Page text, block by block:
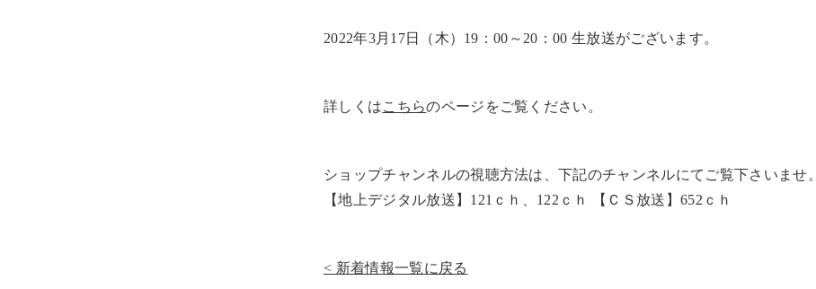
2022年3月17日（木）19：00～20：00 生放送がございます。
詳しくはこちらのページをご覧ください。
ショップチャンネルの視聴方法は、下記のチャンネルにてご覧下さいませ。
【地上デジタル放送】121ｃｈ、122ｃｈ 【ＣＳ放送】652ｃｈ
新着情報一覧に戻る